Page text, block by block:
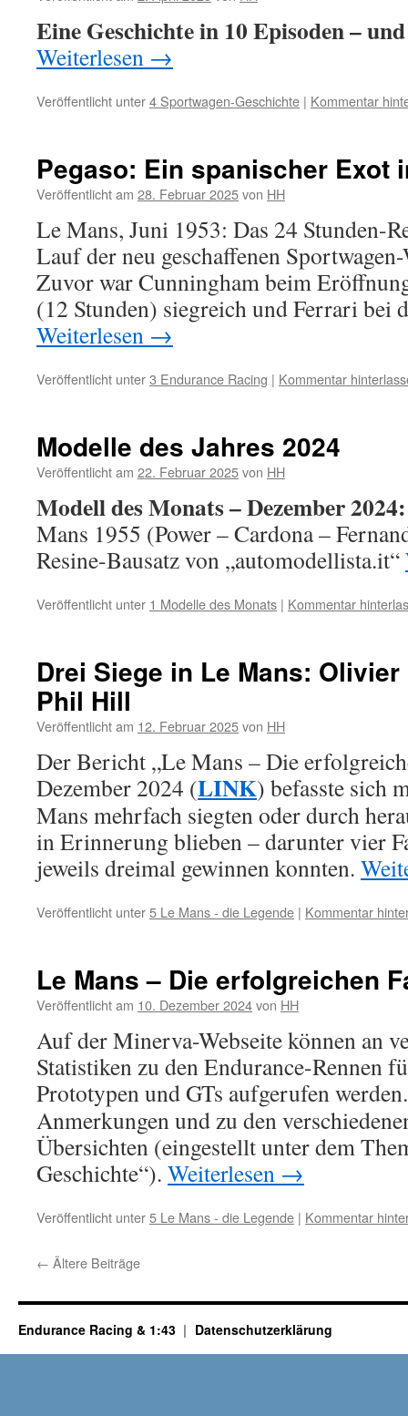
Eine Geschichte in 10 Episoden –
Weiterlesen →
Veröffentlicht unter4 Sportwagen-Geschichte | Kommentar
Pegaso: Ein spanischer Exot
Veröffentlicht am 28. Februar 2025von HH
Le Mans, Juni 1953: Das 24 Stunden-
Lauf der neu geschaffenen
Zuvor war Cunningham beim
(12 Stunden) siegreich und Ferrari
Weiterlesen →
Veröffentlicht unter3 Endurance Racing | Kommentar
Modelle des Jahres 2024
Veröffentlicht am 22. Februar 2025von HH
Modell des Monats – Dezember
Mans 1955 (Power – Cardona –
Resine-Bausatz von „automodellista.it“
Veröffentlicht unter 1 Modelle des Monats | Kommentar
Drei Siege in Le Mans:
Phil Hill
Veröffentlicht am 12. Februar 2025von HH
Der Bericht „Le Mans – Die
Dezember 2024 (LINK) befasste sich
Mans mehrfach siegten oder durch
in Erinnerung blieben – darunter vier
jeweils dreimal gewinnen konnten.
Veröffentlicht unter5 Le Mans - die Legende | Kommentar
Le Mans – Die erfolgreichen
Veröffentlicht am 10. Dezember 2024von HH
Auf der Minerva-Webseite können an
Statistiken zu den Endurance-Rennen
Prototypen und GTs aufgerufen
Anmerkungen und zu den
Übersichten (eingestellt unter dem
Geschichte“). Weiterlesen →
Veröffentlicht unter5 Le Mans - die Legende | Kommentar
← Ältere Beiträge
Endurance Racing & 1:43 Datenschutzerklärung